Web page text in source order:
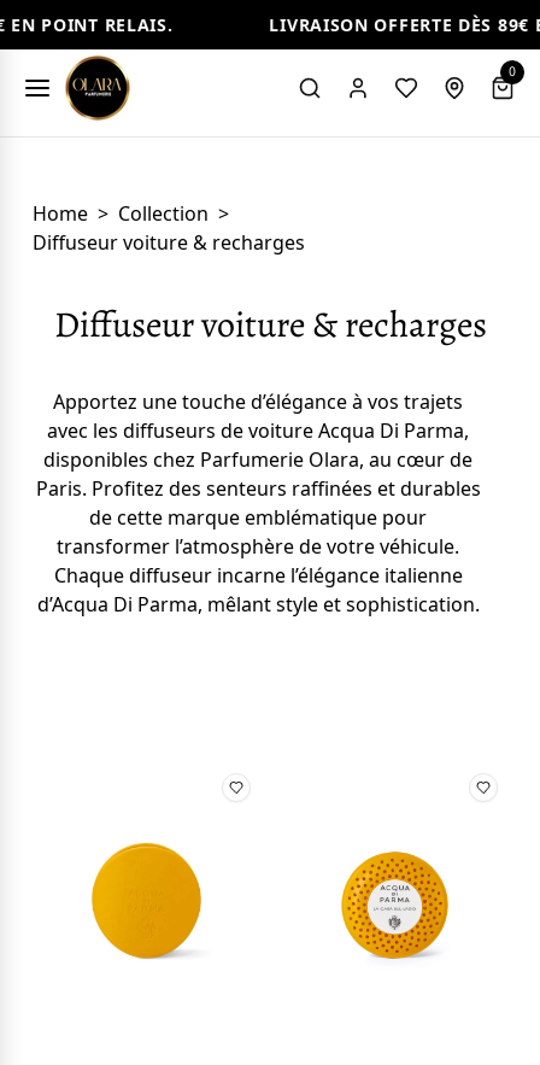
POINT RELAIS. LIVRAISON OFFERTE DÈS 89€
0
Home > Collection >
Diffuseur voiture & recharges
Diffuseur voiture & recharges
Apportez une touche d’élégance à vos trajets
avec les diffuseurs de voiture Acqua Di Parma,
disponibles chez Parfumerie Olara, au cœur de
Paris. Profitez des senteurs raffinées et durables
de cette marque emblématique pour
transformer l’atmosphère de votre véhicule.
Chaque diffuseur incarne l’élégance italienne
d’Acqua Di Parma, mêlant style et sophistication.